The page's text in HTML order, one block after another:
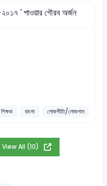
' পাওয়ার গৌরব অর্জন
বাংলা লোকগীতি/লোকগান
View All (10)